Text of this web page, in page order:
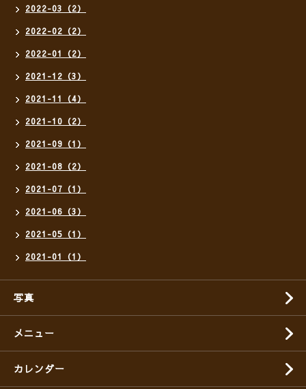
2022-03（2）
2022-02（2）
2022-01（2）
2021-12（3）
2021-11（4）
2021-10（2）
2021-09（1）
2021-08（2）
2021-07（1）
2021-06（3）
2021-05（1）
2021-01（1）
写真
メニュー
カレンダー